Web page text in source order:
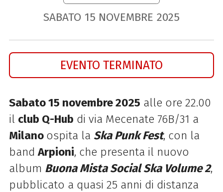
SABATO 15 NOVEMBRE 2025
EVENTO TERMINATO
Sabato 15 novembre 2025 alle ore 22.00
il club Q-Hub di via Mecenate 76B/31 a
Milano ospita la Ska Punk Fest, con la
bandArpioni, che presenta il nuovo
album Buona Mista Social Ska Volume 2,
pubblicato a quasi 25 anni di distanza